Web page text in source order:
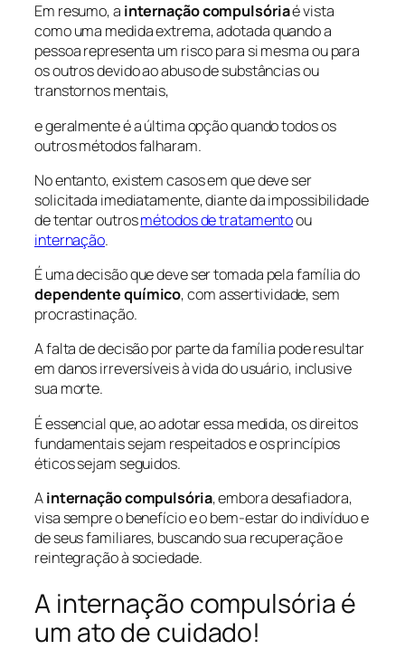
Em resumo, a internação compulsóriaé vista
como uma medida extrema, adotada quando a
pessoa representa um risco para si mesma ou para
os outros devido ao abuso de substâncias ou
transtornos mentais,
e geralmente é a última opção quando todos os
outros métodos falharam.
No entanto, existem casos em que deve ser
solicitada imediatamente, diante da impossibilidade
de tentar outrosmétodos de tratamentoou
internação.
É uma decisão que deve ser tomada pela família do
dependente químico, com assertividade, sem
procrastinação.
A falta de decisão por parte da família pode resultar
em danos irreversíveis à vida do usuário, inclusive
sua morte.
É essencial que, ao adotar essa medida, os direitos
fundamentais sejam respeitados e os princípios
éticos sejam seguidos.
Ainternação compulsória, embora desafiadora,
visa sempre o benefício e o bem-estar do indivíduo e
de seus familiares, buscando sua recuperação e
reintegração à sociedade.
A internação compulsória é
um ato de cuidado!